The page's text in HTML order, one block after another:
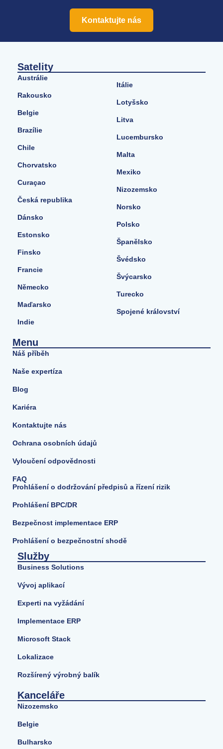
Kontaktujte nás
Satelity
Austrálie
Rakousko
Belgie
Brazílie
Chile
Chorvatsko
Curaçao
Česká republika
Dánsko
Estonsko
Finsko
Francie
Německo
Maďarsko
Indie
Itálie
Lotyšsko
Litva
Lucembursko
Malta
Mexiko
Nizozemsko
Norsko
Polsko
Španělsko
Švédsko
Švýcarsko
Turecko
Spojené království
Menu
Náš příběh
Naše expertíza
Blog
Kariéra
Kontaktujte nás
Ochrana osobních údajů
Vyloučení odpovědnosti
FAQ
Prohlášení o dodržování předpisů a řízení rizik
Prohlášení BPC/DR
Bezpečnost implementace ERP
Prohlášení o bezpečnostní shodě
Služby
Business Solutions
Vývoj aplikací
Experti na vyžádání
Implementace ERP
Microsoft Stack
Lokalizace
Rozšírený výrobný balík
Kanceláře
Nizozemsko
Belgie
Bulharsko